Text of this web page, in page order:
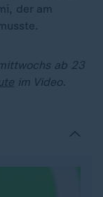
der am
ab 23
im Video.